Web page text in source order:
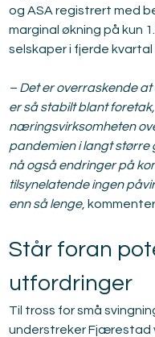
og ASA registrert med
marginal økning på kun
selskaper i fjerde kvartal i
– Det er overraskende
er så stabilt blant
næringsvirksomheten
pandemien i langt større
nå også endringer på
tilsynelatende ingen
enn så lenge,
Står foran
utfordringer
Til tross for små
understreker